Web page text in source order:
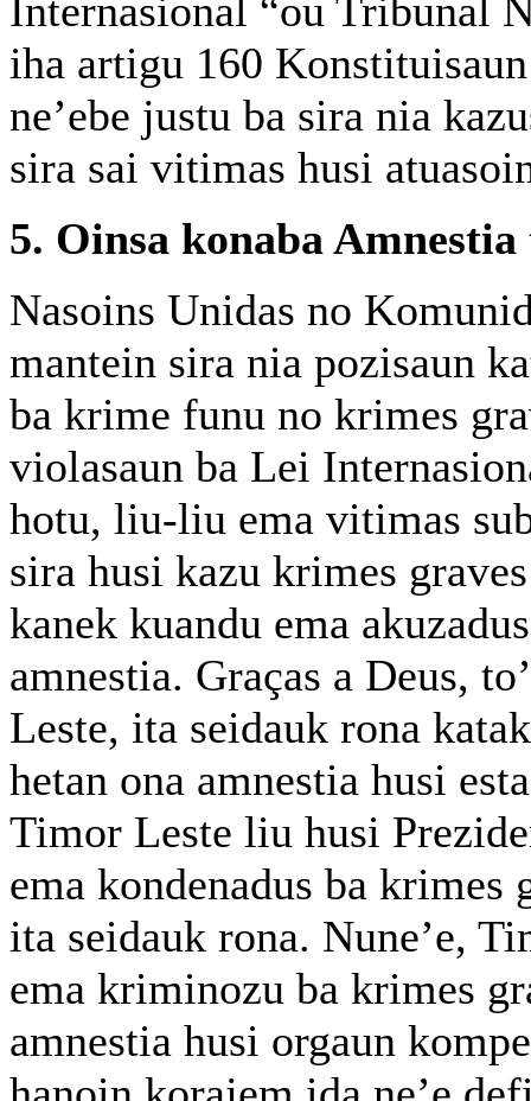
Internasional “ou Tribunal
iha artigu 160
ne’ebe justu ba sira nia
sira sai vitimas husi
5. Oinsa konaba
Nasoins Unidas no
mantein sira nia pozisaun
ba krime funu no krimes
violasaun ba Lei
hotu, liu-liu ema vitimas
sira husi kazu krimes
kanek kuandu ema
amnestia. Graças a Deus,
Leste, ita seidauk rona
hetan ona amnestia husi
Timor Leste liu husi
ema kondenadus ba krimes
ita seidauk rona. Nune’e,
ema kriminozu ba krimes
amnestia husi orgaun